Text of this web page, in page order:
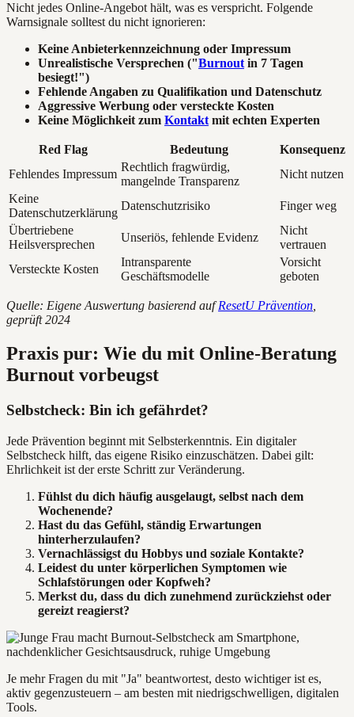
Nicht jedes Online-Angebot hält, was es verspricht. Folgende
Warnsignale solltest du nicht ignorieren:
Keine Anbieterkennzeichnung oder Impressum
Unrealistische Versprechen ("Burnoutin 7 Tagen
besiegt!")
Fehlende Angaben zu Qualifikation und Datenschutz
Aggressive Werbung oder versteckte Kosten
Keine Möglichkeit zum Kontaktmit echten Experten
Red Flag Bedeutung
Konsequenz
Fehlendes Impressum
Rechtlich fragwürdig,
mangelnde Transparenz
Nicht nutzen
Keine
Datenschutzerklärung
Datenschutzrisiko
Finger weg
Übertriebene
Heilsversprechen
Unseriös, fehlende Evidenz
Nicht
vertrauen
Versteckte Kosten
Intransparente
Geschäftsmodelle
Vorsicht
geboten
Quelle: Eigene Auswertung basierend aufResetU Prävention,
geprüft 2024
Praxis pur: Wie du mit Online-Beratung
Burnout vorbeugst
Selbstcheck: Bin ich gefährdet?
Jede Prävention beginnt mit Selbsterkenntnis. Ein digitaler
Selbstcheck hilft, das eigene Risiko einzuschätzen. Dabei gilt:
Ehrlichkeit ist der erste Schritt zur Veränderung.
Fühlst du dich häufig ausgelaugt, selbst nach dem
Wochenende?
Hast du das Gefühl, ständig Erwartungen
hinterherzulaufen?
Vernachlässigst du Hobbys und soziale Kontakte?
Leidest du unter körperlichen Symptomen wie
Schlafstörungen oder Kopfweh?
Merkst du, dass du dich zunehmend zurückziehst oder
gereizt reagierst?
Je mehr Fragen du mit "Ja" beantwortest, desto wichtiger ist es,
aktiv gegenzusteuern – am besten mit niedrigschwelligen, digitalen
Tools.